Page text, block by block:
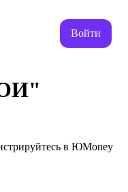
Войти
в ЮMoney